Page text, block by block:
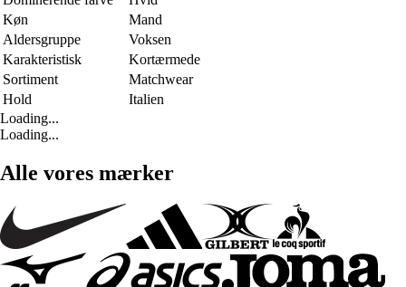
Køn
Mand
Aldersgruppe
Voksen
Karakteristisk
Kortærmede
Sortiment
Matchwear
Hold
Italien
Loading...
Loading...
Alle vores mærker